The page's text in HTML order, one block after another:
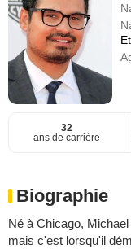
32
ans de carrière
Biographie
Né à Chicago,
mais c'est lorsqu'il